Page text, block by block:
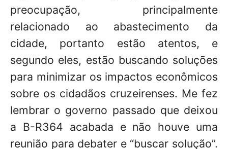
preocupação, principalmente
relacionado ao abastecimento da
cidade, portanto estão atentos, e
segundo eles, estão buscando soluções
para minimizar os impactos econômicos
sobre os cidadãos cruzeirenses. Me fez
lembrar o governo passado que deixou
a B-R364 acabada e não houve uma
reunião para debater e “buscar solução”.